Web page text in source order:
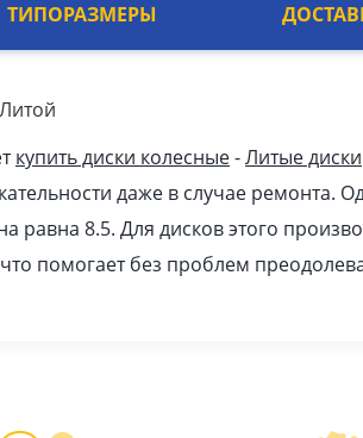
ТИПОРАЗМЕРЫ
купить диски колесные-Литые диски
даже в случае ремонта.
равна 8.5. Для дисков этого
помогает без проблем